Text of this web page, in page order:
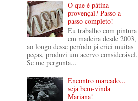
O que é pátina
provençal? Passo a
passo completo!
Eu trabalho com pintura
em madeira desde 2003,
ao longo desse período já criei muitas
peças, produzi um acervo considerável.
Se me pergunta...
Encontro marcado...
seja bem-vinda
Mariana!